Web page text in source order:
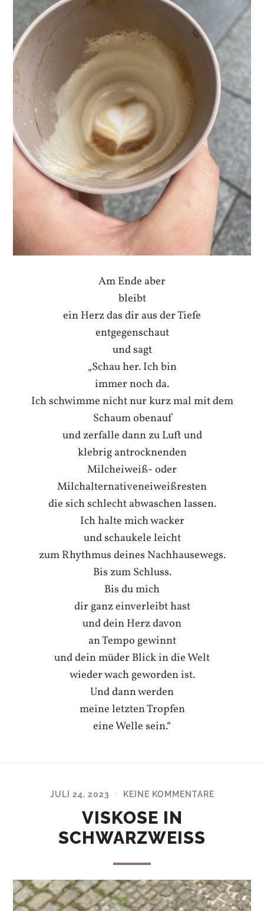
Am Ende aber
bleibt
ein Herz das dir aus der Tiefe
entgegenschaut
und sagt
„Schau her. Ich bin
immer noch da.
Ich schwimme nicht nur kurz mal mit dem
Schaum obenauf
und zerfalle dann zu Luft und
klebrig antrocknenden
Milcheiweiß- oder
Milchalternativeneiweißresten
die sich schlecht abwaschen lassen.
Ich halte mich wacker
und schaukele leicht
zum Rhythmus deines Nachhausewegs.
Bis zum Schluss.
Bis du mich
dir ganz einverleibt hast
und dein Herz davon
an Tempo gewinnt
und dein müder Blick in die Welt
wieder wach geworden ist.
Und dann werden
meine letzten Tropfen
eine Welle sein.“
JULI 24, 2023 / KEINE KOMMENTARE
VISKOSE IN
SCHWARZWEISS